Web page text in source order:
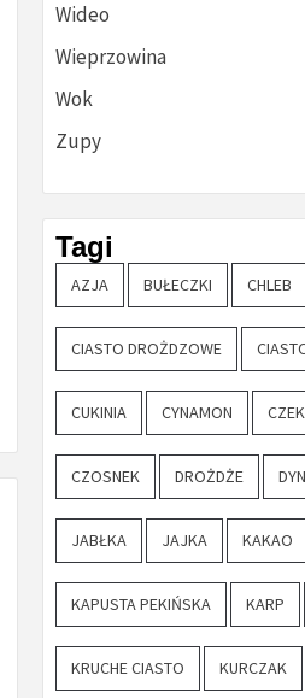
Wideo
Wieprzowina
Wok
Zupy
Tagi
AZJA BUŁECZKI CHLEB
CIASTO DROŻDZOWE
CUKINIA CYNAMON
CZOSNEK DROŻDŻE
JABŁKA JAJKA KAKAO
KAPUSTA PEKIŃSKA KARP
KRUCHE CIASTO KURCZAK